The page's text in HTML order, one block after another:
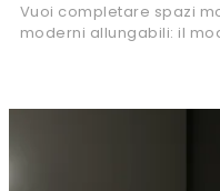
Vuoi completare spazi
moderni allungabili: il